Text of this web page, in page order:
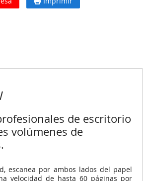
de escritorio
volúmenes de
escanea por ambos lados del papel
velocidad de hasta 60 páginas por